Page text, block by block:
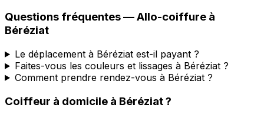
Questions fréquentes —Allo-coiffure à
Béréziat
Le déplacement à Béréziat est-il payant ?
Faites-vous les couleurs et lissages à Béréziat ?
Comment prendre rendez-vous à Béréziat ?
Coiffeur à domicile à Béréziat?